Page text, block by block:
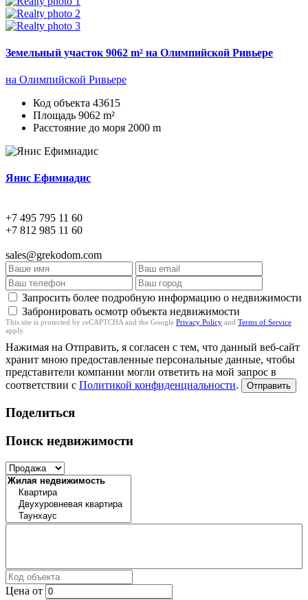
Земельный участок 9062 m² на Олимпийской Ривьере
на Олимпийской Ривьере
Код объекта 43615
Площадь 9062 m²
Расстояние до моря 2000 m
Янис Ефимиадис
+7 495 795 11 60
+7 812 985 11 60
sales@grekodom.com
Запросить более подробную информацию о недвижимости
Забронировать осмотр объекта недвижимости
This site is protected by reCAPTCHA and the Google Privacy Policy and Terms of Service
apply.
Нажимая на Отправить, я согласен с тем, что данный веб-сайт
хранит мною предоставленные персональные данные, чтобы
представители компании могли ответить на мой запрос в
соответствии с Политикой конфиденциальности. Отправить
Поделиться
Поиск недвижимости
Цена от